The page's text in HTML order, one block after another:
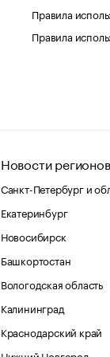
Правила
Правила
Новости регионов
Санкт-Петербург и
Екатеринбург
Новосибирск
Башкортостан
Вологодская область
Калининград
Краснодарский край